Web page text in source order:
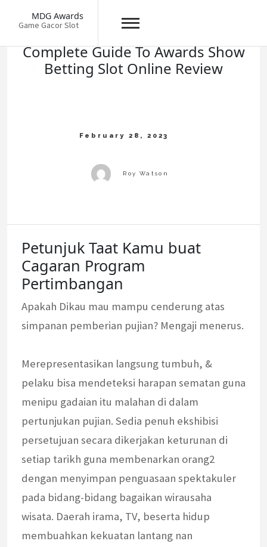
MDG Awards
Game Gacor Slot
Complete Guide To Awards Show
Betting Slot Online Review
Petunjuk Taat Kamu buat
Cagaran Program
Pertimbangan
Apakah Dikau mau mampu cenderung atas
simpanan pemberian pujian? Mengaji menerus.
Merepresentasikan langsung tumbuh, &
pelaku bisa mendeteksi harapan sematan guna
menipu gadaian itu malahan di dalam
pertunjukan pujian. Sedia penuh ekshibisi
persetujuan secara dikerjakan keturunan di
setiap tarikh guna membenarkan orang2
dengan menyimpan penguasaan spektakuler
pada bidang-bidang bagaikan wirausaha
wisata. Daerah irama, TV, beserta hidup
membuahkan kekuatan lantang nan